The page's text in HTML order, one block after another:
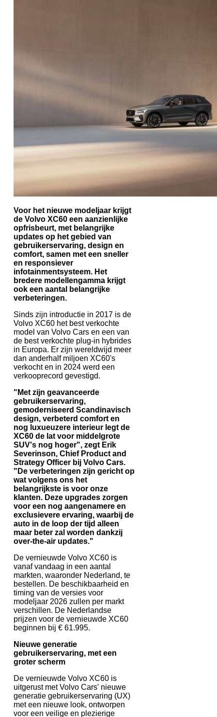
Voor het nieuwe modeljaar krijgt
de Volvo XC60 een aanzienlijke
opfrisbeurt, met belangrijke
updates op het gebied van
gebruikerservaring, design en
comfort, samen met een sneller
en responsiever
infotainmentsysteem. Het
bredere modellengamma krijgt
ook een aantal belangrijke
verbeteringen.
Sinds zijn introductie in 2017 is de
Volvo XC60 het best verkochte
model van Volvo Cars en een van
de best verkochte plug-in hybrides
in Europa. Er zijn wereldwijd meer
dan anderhalf miljoen XC60's
verkocht en in 2024 werd een
verkooprecord gevestigd.
"Met zijn geavanceerde
gebruikerservaring,
gemoderniseerd Scandinavisch
design, verbeterd comfort en
nog luxueuzere interieur legt de
XC60 de lat voor middelgrote
SUV's nog hoger", zegt Erik
Severinson, Chief Product and
Strategy Officer bij Volvo Cars.
"De verbeteringen zijn gericht op
wat volgens ons het
belangrijkste is voor onze
klanten. Deze upgrades zorgen
voor een nog aangenamere en
exclusievere ervaring, waarbij de
auto in de loop der tijd alleen
maar beter zal worden dankzij
over-the-air updates."
De vernieuwde Volvo XC60 is
vanaf vandaag in een aantal
markten, waaronder Nederland, te
bestellen. De beschikbaarheid en
timing van de versies voor
modeljaar 2026 zullen per markt
verschillen. De Nederlandse
prijzen voor de vernieuwde XC60
beginnen bij € 61.995.
Nieuwe generatie
gebruikerservaring, met een
groter scherm
De vernieuwde Volvo XC60 is
uitgerust met Volvo Cars' nieuwe
generatie gebruikerservaring (UX)
met een nieuwe look, ontworpen
voor een veilige en plezierige